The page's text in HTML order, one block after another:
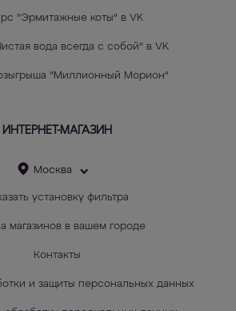
"Эрмитажные коты" в VK
вода всегда с собой" в VK
"Миллионный Морион"
ИНТЕРНЕТ-МАГАЗИН
Москва
установку фильтра
магазинов в вашем городе
Контакты
и защиты персональных данных